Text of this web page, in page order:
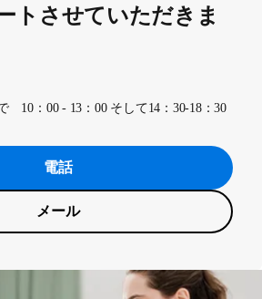
トさせていただきま
10：00 - 13：00 そして14：30-18：30
電話
メール